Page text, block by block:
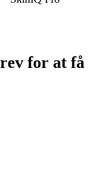
for at få